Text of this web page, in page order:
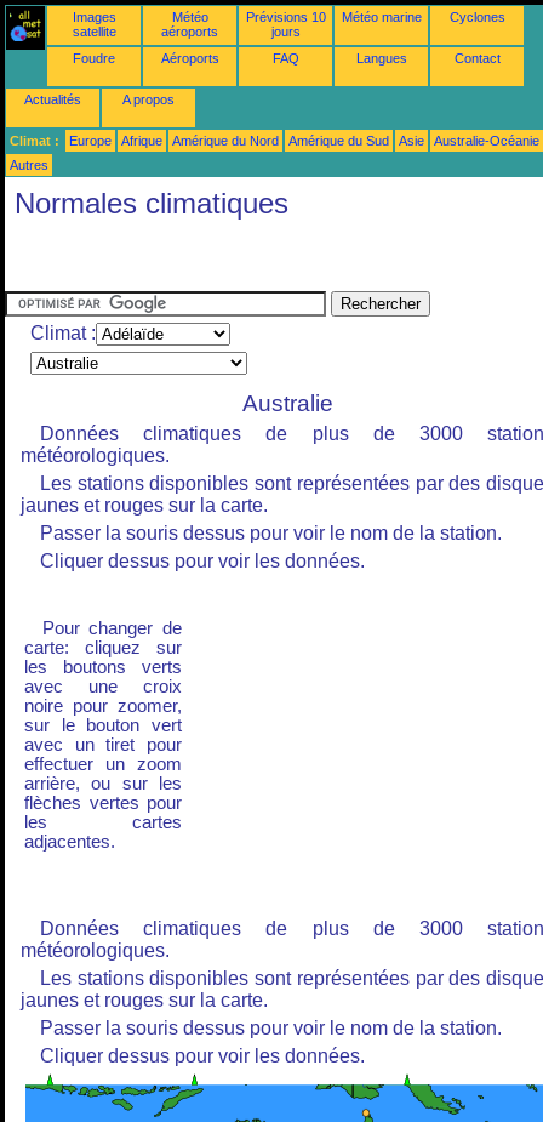
Images
satellite
Météo
aéroports
Prévisions 10
jours
Météo marine Cyclones
Foudre Aéroports FAQ Langues Contact
Actualités A propos
Climat : Europe Afrique Amérique du Nord Amérique du Sud Asie
Australie-Océanie
Autres
Normales climatiques
Climat :
Australie
Données climatiques de plus de 3000
météorologiques.
Les stations disponibles sont représentées par des
jaunes et rouges sur la carte.
Passer la souris dessus pour voir le nom de la station.
Cliquer dessus pour voir les données.
Pour changer de
carte: cliquez sur
les boutons verts
avec une croix
noire pour zoomer,
sur le bouton vert
avec un tiret pour
effectuer un zoom
arrière, ou sur les
flèches vertes pour
les cartes
adjacentes.
Données climatiques de plus de 3000
météorologiques.
Les stations disponibles sont représentées par des
jaunes et rouges sur la carte.
Passer la souris dessus pour voir le nom de la station.
Cliquer dessus pour voir les données.